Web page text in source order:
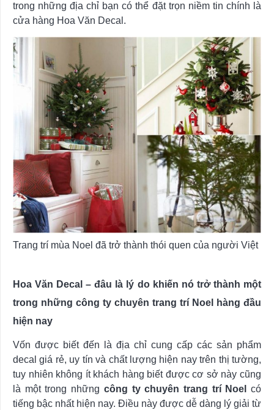
trong những địa chỉ bạn có thể đặt trọn niềm tin chính là
cửa hàng Hoa Văn Decal.
Trang trí mùa Noel đã trở thành thói quen của người Việt
Hoa Văn Decal – đâu là lý do khiến nó trở thành một
trong những công ty chuyên trang trí Noel hàng đầu
hiện nay
Vốn được biết đến là địa chỉ cung cấp các sản phẩm
decal giá rẻ, uy tín và chất lượng hiện nay trên thị tường,
tuy nhiên không ít khách hàng biết được cơ sở này cũng
là một trong những công ty chuyên trang trí Noel
có
tiếng bậc nhất hiện nay. Điều này được dễ dàng lý giải từ